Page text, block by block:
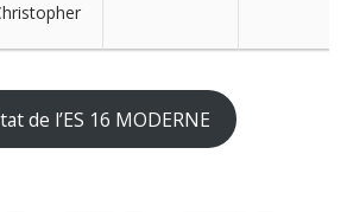
de l’ES 16 MODERNE